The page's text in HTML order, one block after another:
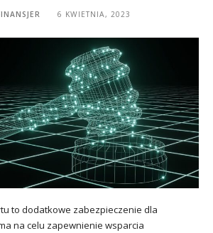
6 KWIETNIA, 2023
to dodatkowe zabezpieczenie dla
na celu zapewnienie wsparcia